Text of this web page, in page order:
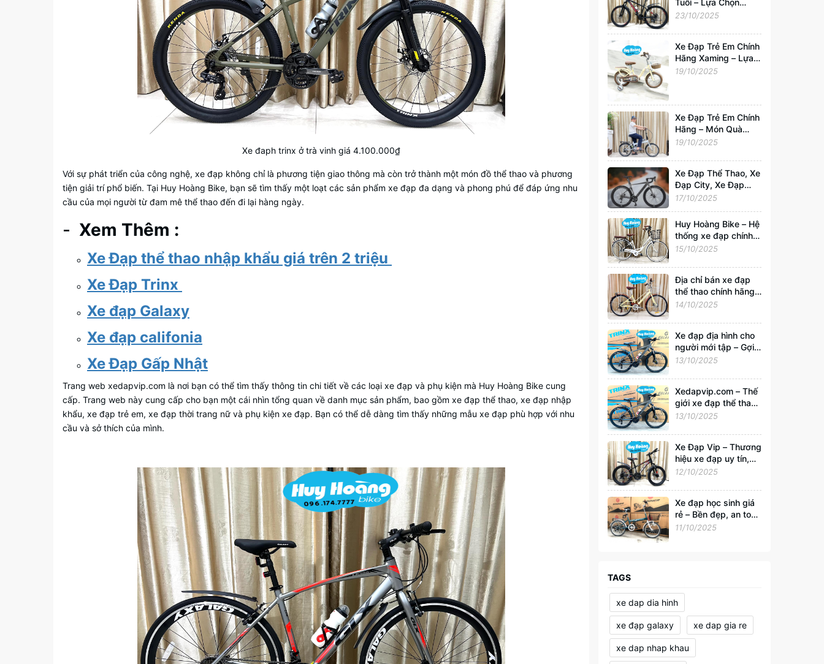
Xe đaph trinx ở trà vinh giá 4.100.000₫
Với sự phát triển của công nghệ, xe đạp không chỉ là phương tiện giao thông mà còn trở thành một món đồ thể thao và phương
tiện giải trí phổ biến. Tại Huy Hoàng Bike, bạn sẽ tìm thấy một loạt các sản phẩm xe đạp đa dạng và phong phú để đáp ứng nhu
cầu của mọi người từ đam mê thể thao đến đi lại hàng ngày.
- Xem Thêm :
Xe Đạp thể thao nhập khẩu giá trên 2 triệu
Xe Đạp Trinx
Xe đạp Galaxy
Xe đạp califonia
Xe Đạp Gấp Nhật
Trang web xedapvip.com là nơi bạn có thể tìm thấy thông tin chi tiết về các loại xe đạp và phụ kiện mà Huy Hoàng Bike cung
cấp. Trang web này cung cấp cho bạn một cái nhìn tổng quan về danh mục sản phẩm, bao gồm xe đạp thể thao, xe đạp nhập
khẩu, xe đạp trẻ em, xe đạp thời trang nữ và phụ kiện xe đạp. Bạn có thể dễ dàng tìm thấy những mẫu xe đạp phù hợp với nhu
cầu và sở thích của mình.
Tuổi – Lựa Chọn
Hoàn Hảo Cho Tuổi
23/10/2025
Xe Đạp Trẻ Em Chính
Hãng Xaming – Lựa
Chọn Hoàn Hảo Cho
19/10/2025
Xe Đạp Trẻ Em Chính
Hãng – Món Quà
Tuyệt Vời Cho Bé
Xedapvip.com
19/10/2025
Xe Đạp Thể Thao, Xe
Đạp City, Xe Đạp
Gấp Chính Hãng –
Nhất Tại
Xedapvip.com
17/10/2025
Huy Hoàng Bike – Hệ
thống xe đạp chính
hãng hàng đầu Việt
15/10/2025
Địa chỉ bán xe đạp
thể thao chính hãng,
giá tốt nhất Hà Nội
14/10/2025
Xe đạp địa hình cho
người mới tập – Gợi ý
chọn xe tốt, giá chỉ
Xedapvip.com
13/10/2025
Xedapvip.com – Thế
giới xe đạp thể thao
và xe đạp giá rẻ chất
13/10/2025
Xe Đạp Vip – Thương
hiệu xe đạp uy tín,
đồng hành cùng sức
sống Việt
12/10/2025
Xe đạp học sinh giá
rẻ – Bền đẹp, an toàn
cho tuổi đến trường
11/10/2025
TAGS
xe dap dia hinh
xe đạp galaxy xe dap gia re
xe dap nhap khau